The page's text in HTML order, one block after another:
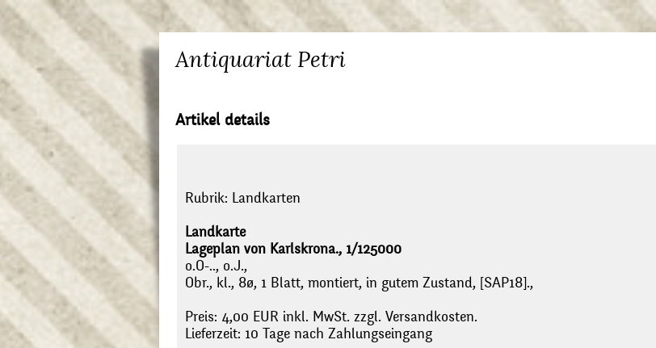
Antiquariat Petri
Artikel details
Rubrik: Landkarten
Landkarte
Lageplan von Karlskrona., 1/125000
o.O-.., o.J.,
Obr., kl., 8ø, 1 Blatt, montiert, in gutem Zustand, [SAP18].,
Preis: 4,00 EUR inkl. MwSt. zzgl. Versandkosten.
Lieferzeit: 10 Tage nach Zahlungseingang